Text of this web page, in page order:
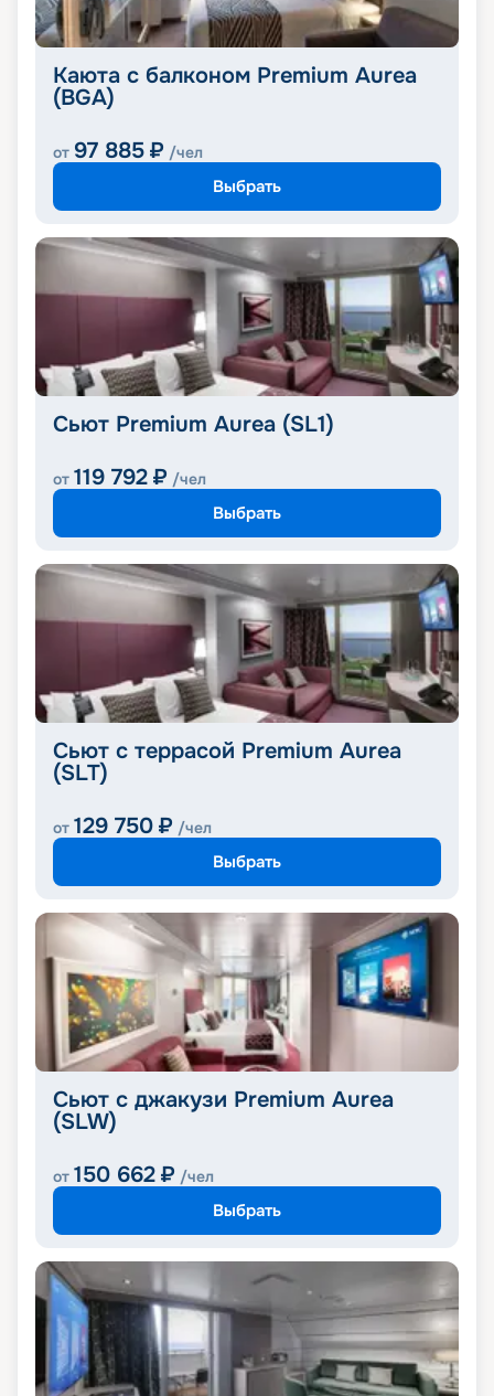
Каюта с балконом Premium Aurea
(BGA)
от 97 885 ₽ /чел
Выбрать
Сьют Premium Aurea (SL1)
от 119 792 ₽ /чел
Выбрать
Сьют с террасой Premium Aurea
(SLT)
от 129 750 ₽ /чел
Выбрать
Сьют с джакузи Premium Aurea
(SLW)
от 150 662 ₽ /чел
Выбрать